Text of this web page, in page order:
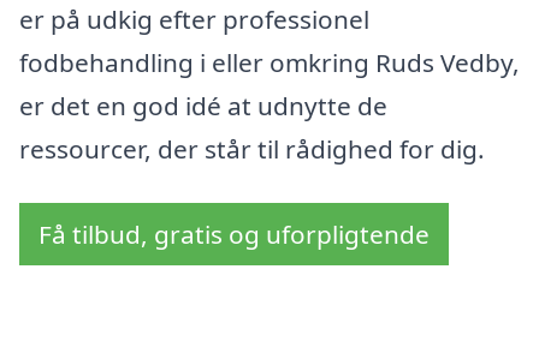
er på udkig efter professionel
fodbehandling i eller omkring Ruds Vedby,
er det en god idé at udnytte de
ressourcer, der står til rådighed for dig.
Få tilbud, gratis og uforpligtende